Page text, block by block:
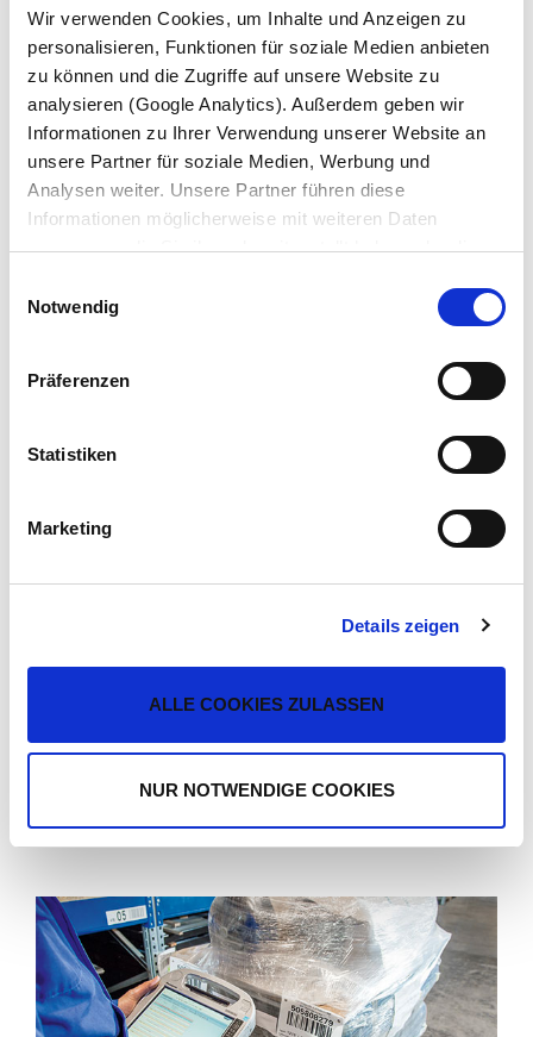
Wir verwenden Cookies, um Inhalte und Anzeigen zu
personalisieren, Funktionen für soziale Medien anbieten
zu können und die Zugriffe auf unsere Website zu
analysieren (Google Analytics). Außerdem geben wir
Informationen zu Ihrer Verwendung unserer Website an
unsere Partner für soziale Medien, Werbung und
Analysen weiter. Unsere Partner führen diese
Informationen möglicherweise mit weiteren Daten
zusammen, die Sie ihnen bereitgestellt haben oder die
haben. Wir setzen im Rahmen des Trackings auch
abweichenden Datenschutzbestimmungen ein, wodurch
das Risiko von behördlichen Zugriffen bzw. von
Datenschutzerklärung
Notwendig
Präferenzen
Statistiken
Marketing
Details zeigen
ALLE COOKIES ZULASSEN
NUR NOTWENDIGE COOKIES
PAIEŠKA PAGAL VAŽIUOKLĖS NUMERĮ
Dar viena naujiena yra tai, kad internetinėje reikmenų
parduotuvėje galite užsisakyti specifines KRONE
puspriekabių dalis, pagamintas būtent Jūsų
puspriekabei. Paprasčiausiai, į paieškos laukelį
„Važiuoklės numeris“ įveskite savo KRONE važiuoklės
numerį.
Nesvarbu, ar Jums reikia specialių komponentų, ar
www.krone-trailerparts.com
Su galimybe internetu užsisakyti KRONE atsargines dalis
KRONE siūlo daugiau sprendimų, dar greitesniam
Jūs ir toliau galite užsisakyti atsargines dalis telefonu iš
savo kontaktinio asmens.